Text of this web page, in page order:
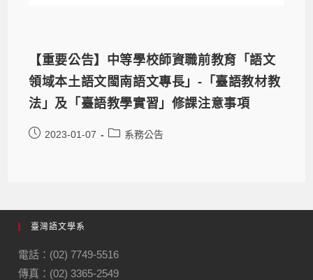
【重要公告】中等學校師資職前教育「語文
領域本土語文閩南語文專長」-「臺語教材教
法」及「臺語教學實習」修課注意事項
2023-01-07 系務公告
臺灣語文學系
電話：(02) 7749-5516
傳真：(02) 3365-2549